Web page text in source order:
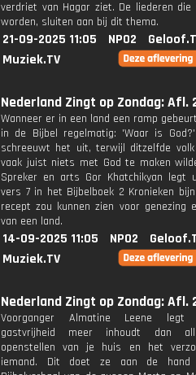
verdriet van Hagar ziet. De liederen die
worden, sluiten aan bij dit thema.
21-09-2025 11:05 NPO2
Muziek.TV
Nederland Zingt op Zondag: Afl.
Wanneer er in een land een ramp
in de Bijbel regelmatig: 'Waar is
schreeuwt het uit, terwijl ditzelfde volk
vaak juist niets met God te maken
Spreker en arts Gor Khatchikyan legt
vers 7 in het Bijbelboek 2 Kronieken
recept zou kunnen zien voor genezing
van een land.
14-09-2025 11:05 NPO2
Muziek.TV
Nederland Zingt op Zondag: Afl.
Voorganger Almatine Leene
gastvrijheid meer inhoudt dan
openstellen van je huis en het
iemand. Dit doet ze aan de